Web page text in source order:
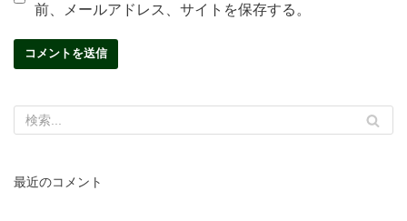
前、メールアドレス、サイトを保存する。
最近のコメント